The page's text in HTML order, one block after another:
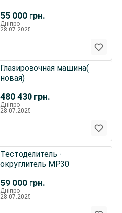
55 000 грн.
Дніпро
28.07.2025
480 430 грн.
Глазировочная машина(
новая)
Дніпро
28.07.2025
59 000 грн.
Тестоделитель -
округлитель MP30
Дніпро
28.07.2025